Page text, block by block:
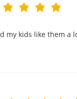
my kids like them